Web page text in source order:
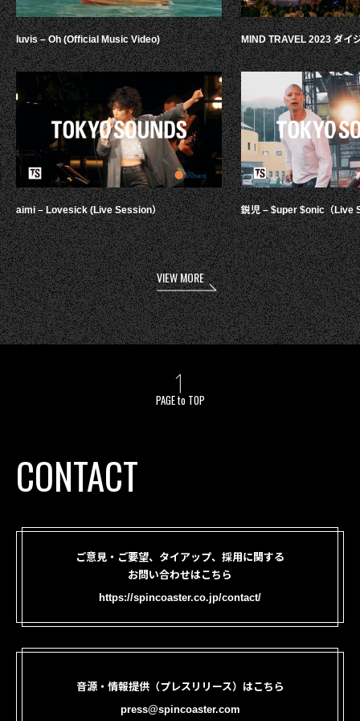
luvis – Oh (Official Music Video)
aimi – Lovesick (Live Session）
MIND TRAVEL 2023 ダイ
鋭児 – $uper $onic（Live
VIEW MORE
PAGE to TOP
CONTACT
ご意見・ご要望、タイアップ、採用に関する
お問い合わせはこちら
https://spincoaster.co.jp/contact/
音源・情報提供（プレスリリース）はこちら
press@spincoaster.com